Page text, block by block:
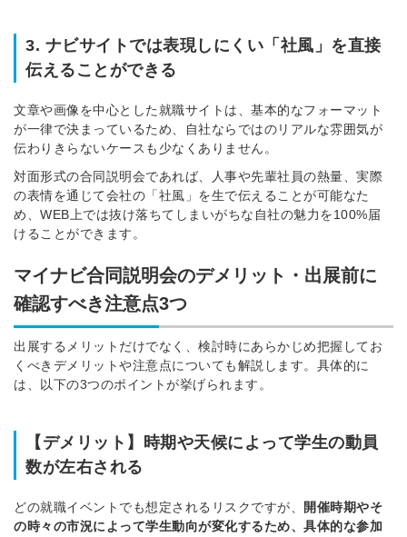
3. ナビサイトでは表現しにくい「社風」を直接
伝えることができる
文章や画像を中心とした就職サイトは、基本的なフォーマット
が一律で決まっているため、自社ならではのリアルな雰囲気が
伝わりきらないケースも少なくありません。
対面形式の合同説明会であれば、人事や先輩社員の熱量、実際
の表情を通じて会社の「社風」を生で伝えることが可能なた
め、WEB上では抜け落ちてしまいがちな自社の魅力を100%届
けることができます。
マイナビ合同説明会のデメリット・出展前に
確認すべき注意点3つ
出展するメリットだけでなく、検討時にあらかじめ把握してお
くべきデメリットや注意点についても解説します。具体的に
は、以下の3つのポイントが挙げられます。
【デメリット】時期や天候によって学生の動員
数が左右される
どの就職イベントでも想定されるリスクですが、
開催時期やそ
の時々の市況によって学生動向が変化するため、具体的な参加